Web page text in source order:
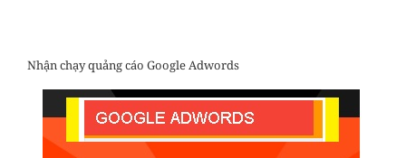
Nhận chạy quảng cáo Google Adwords